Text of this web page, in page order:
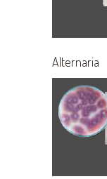
Alternaria